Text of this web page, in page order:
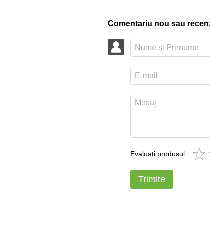
Comentariu nou sau
Evaluați produsul
Trimite